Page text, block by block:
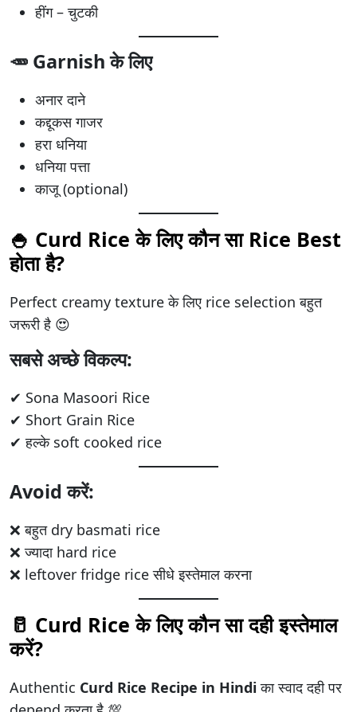
हींग – चुटकी
🥕 Garnish के लिए
अनार दाने
कद्दूकस गाजर
हरा धनिया
धनिया पत्ता
काजू (optional)
🍚 Curd Rice के लिए कौन सा Rice Best
होता है?
Perfect creamy texture के लिए rice selection बहुत
जरूरी है 😍
सबसे अच्छे विकल्प:
✔ Sona Masoori Rice
✔ Short Grain Rice
✔ हल्के soft cooked rice
Avoid करें:
❌ बहुत dry basmati rice
❌ ज्यादा hard rice
❌ leftover fridge rice सीधे इस्तेमाल करना
🥛 Curd Rice के लिए कौन सा दही इस्तेमाल
करें?
Authentic Curd Rice Recipe in Hindiका स्वाद दही पर